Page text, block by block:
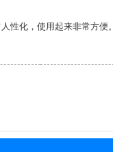
性化，使用起来非常方便。